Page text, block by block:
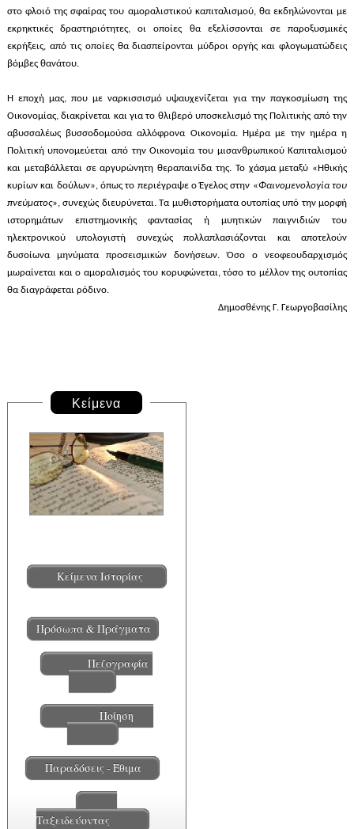
στο φλοιό της σφαίρας του αμοραλιστικού καπιταλισμού, θα εκδηλώνονται με
εκρηκτικές δραστηριότητες, οι οποίες θα εξελίσσονται σε παροξυσμικές
εκρήξεις, από τις οποίες θα διασπείρονται μύδροι οργής και φλογωματώδεις
βόμβες θανάτου.
Η εποχή μας, που με ναρκισσισμό υψαυχενίζεται για την παγκοσμίωση της
Οικονομίας, διακρίνεται και για το θλιβερό υποσκελισμό της Πολιτικής από την
αβυσσαλέως βυσσοδομούσα αλλόφρονα Οικονομία. Ημέρα με την ημέρα η
Πολιτική υπονομεύεται από την Οικονομία του μισανθρωπικού Καπιταλισμού
και μεταβάλλεται σε αργυρώνητη θεραπαινίδα της. Το χάσμα μεταξύ «Ηθικής
κυρίων και δούλων», όπως το περιέγραψε ο Έγελος στην «Φαινομενολογία του
πνεύματος», συνεχώς διευρύνεται. Τα μυθιστορήματα ουτοπίας υπό την μορφή
ιστορημάτων επιστημονικής φαντασίας ή μυητικών παιγνιδιών του
ηλεκτρονικού υπολογιστή συνεχώς πολλαπλασιάζονται και αποτελούν
δυσοίωνα μηνύματα προσεισμικών δονήσεων. Όσο ο νεοφεουδαρχισμός
μωραίνεται και ο αμοραλισμός του κορυφώνεται, τόσο το μέλλον της ουτοπίας
θα διαγράφεται ρόδινο.
Δημοσθένης Γ. Γεωργοβασίλης
Κείμενα
Κείμενα Ιστορίας
Πρόσωπα & Πράγματα
Πεζογραφία
Ποίηση
Παραδόσεις - Έθιμα
Ταξειδεύοντας